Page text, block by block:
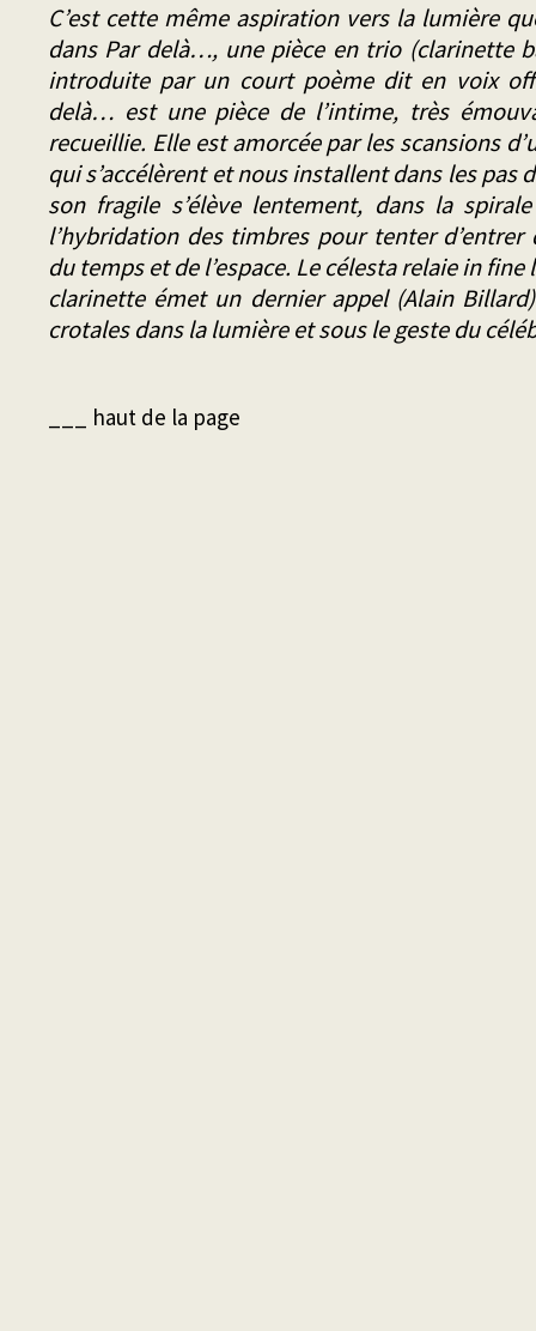
C’est cette même aspiration vers la lumière
dans Par delà…, une pièce en trio (clarinette
introduite par un court poème dit en voix
delà… est une pièce de l’intime, très
recueillie. Elle est amorcée par les scansions
qui s’accélèrent et nous installent dans les pas
son fragile s’élève lentement, dans la
l’hybridation des timbres pour tenter
du temps et de l’espace. Le célesta relaie in
clarinette émet un dernier appel (Alain
crotales dans la lumière et sous le geste du
___ haut de la page